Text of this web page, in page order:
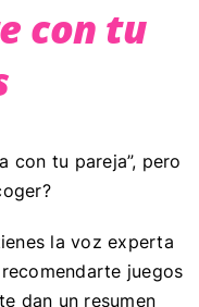
con tu
con tu pareja”, pero
la voz experta
juegos
dan un resumen